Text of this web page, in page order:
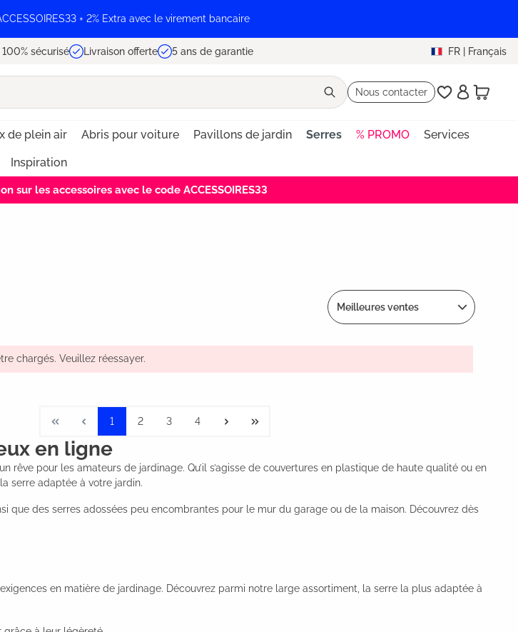
+ 2% Extra avec le virement bancaire
sécurisé Livraison offerte 5 ans de garantie FR | Français
Nous contacter
de plein air Abris pour voiture Pavillons de jardin Serres % PROMO Services
Inspiration
sur les accessoires avec le code ACCESSOIRES33
Meilleures ventes
chargés. Veuillez réessayer.
1 2 3 4
en ligne
pour les amateurs de jardinage. Qu’il s’agisse de couvertures en plastique de haute qualité ou en
serre adaptée à votre jardin.
des serres adossées peu encombrantes pour le mur du garage ou de la maison. Découvrez dès
en matière de jardinage. Découvrez parmi notre large assortiment, la serre la plus adaptée à